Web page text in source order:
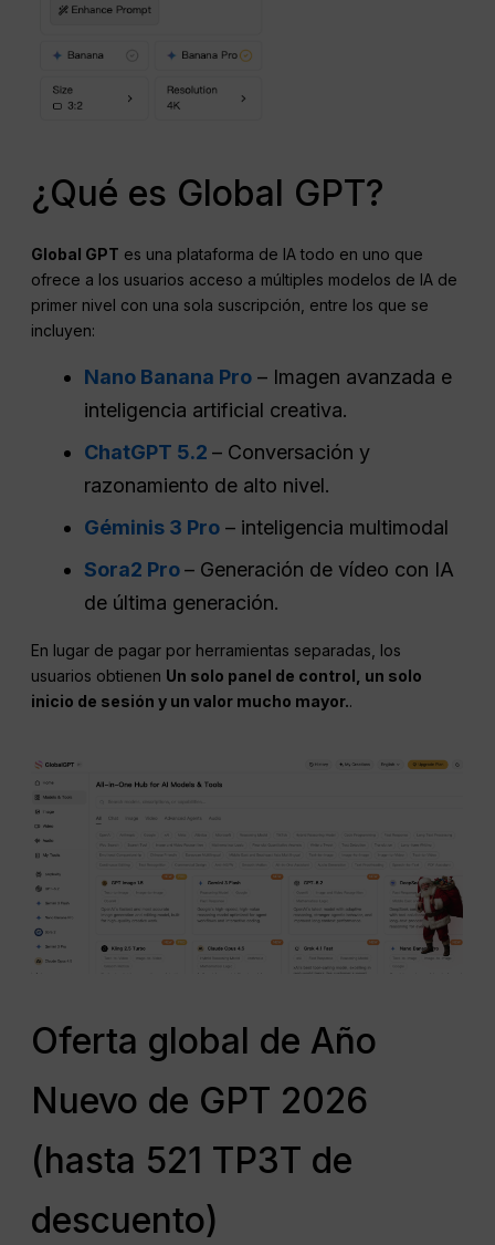
¿Qué es Global GPT?
Global GPT es una plataforma de IA todo en uno que
ofrece a los usuarios acceso a múltiples modelos de IA de
primer nivel con una sola suscripción, entre los que se
incluyen:
Nano Banana Pro – Imagen avanzada e
inteligencia artificial creativa.
ChatGPT 5.2– Conversación y
razonamiento de alto nivel.
Géminis 3 Pro – inteligencia multimodal
Sora2 Pro– Generación de vídeo con IA
de última generación.
En lugar de pagar por herramientas separadas, los
usuarios obtienen Un solo panel de control, un solo
inicio de sesión y un valor mucho mayor..
Oferta global de Año
Nuevo de GPT 2026
(hasta 521 TP3T de
descuento)